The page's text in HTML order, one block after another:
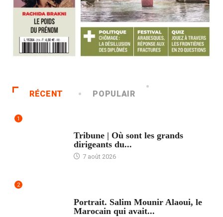
RÉCENT POPULAIR
1
Tribune | Où sont les grands
dirigeants du...
7 août 2026
2
Portrait. Salim Mounir Alaoui, le
Marocain qui avait...